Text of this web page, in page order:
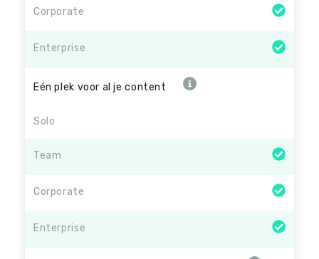
Corporate
Enterprise
Eén plek voor al je content
Solo
Team
Corporate
Enterprise